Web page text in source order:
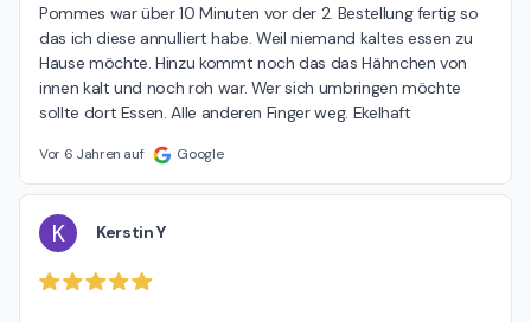
Pommes war über 10 Minuten vor der 2. Bestellung fertig so
das ich diese annulliert habe. Weil niemand kaltes essen zu
Hause möchte. Hinzu kommt noch das das Hähnchen von
innen kalt und noch roh war. Wer sich umbringen möchte
sollte dort Essen. Alle anderen Finger weg. Ekelhaft
Vor 6 Jahren auf Google
K Kerstin Y